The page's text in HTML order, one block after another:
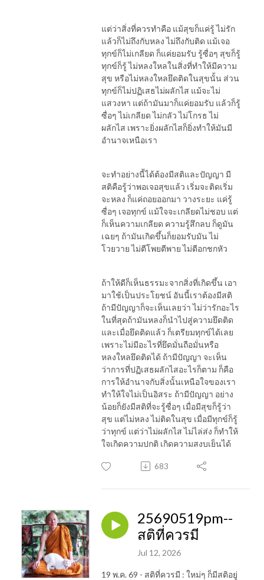
แต่ว่าสิ่งที่ควรทำคือ แม้สุขก็แค่รู้ ไม่รัก
แล้วก็ไม่ถึงกับหลง ไม่ถึงกับติด แม้เจอ
ทุกข์ก็ไม่เกลียด ก็แค่ยอมรับ รู้ซื่อๆ สุขก็รู้
ทุกข์ก็รู้ ไม่หลงใหลในสิ่งที่ทำให้มีความ
สุข หรือไม่หลงใหลยึดติดในสุขนั้น ส่วน
ทุกข์ก็ไม่ปฏิเสธไม่ผลักไส แม้จะไม่
แสวงหา แต่ถ้ามันมาก็แค่ยอมรับ แล้วก็รู้
ซื่อๆ ไม่เกลียด ไม่กลัว ไม่โกรธ ไม่
ผลักไส เพราะยิ่งผลักไสก็ยิ่งทำให้มันมี
อำนาจเหนือเรา
จะทำอย่างนี้ได้ต้องมีสติและปัญญา มี
สติคือรู้ว่าพอเจอสุขแล้ว เริ่มจะติดเริ่ม
จะหลง ก็แค่ถอยออกมา วางระยะ แค่รู้
ซื่อๆ เจอทุกข์ แม้ใจจะเกลียดไม่ชอบ แต่
ก็เห็นความเกลียด ความรู้สึกลบ ก็ดูมัน
เฉยๆ ถ้ามันเกิดขึ้นก็ยอมรับมัน ไม่
โวยวาย ไม่ตีโพยตีพาย ไม่ตีอกชกหัว
ถ้าให้ดีก็เห็นธรรมะจากสิ่งที่เกิดขึ้น เอา
มาใช้เป็นประโยชน์ อันนี้เราต้องมีสติ
ถ้ามีปัญญาก็จะเห็นเลยว่า ไม่ว่ารักอะไร
ในที่สุดถ้ามันหลงก็นำไปสู่ความยึดติด
และเมื่อยึดติดแล้ว ก็เตรียมทุกข์ได้เลย
เพราะไม่มีอะไรที่ยึดมั่นถือมั่นหรือ
หลงใหลยึดติดได้ ถ้ามีปัญญา จะเห็น
ว่าการที่ปฏิเสธผลักไสอะไรก็ตาม ก็คือ
การให้อำนาจกับสิ่งนั้นเหนือใจของเรา
ทำให้ใจไม่เป็นอิสระ ถ้ามีปัญญา อย่าง
น้อยก็ยังมีสติที่จะรู้ซื่อๆ เมื่อมีสุขก็รู้ว่า
สุข แต่ไม่หลง ไม่ติดในสุข เมื่อมีทุกข์ก็รู้
ว่าทุกข์ แต่ว่าไม่ผลักไส ไม่ไล่ส่ง ก็ทำให้
ใจเกิดความปกติ เกิดความสงบเย็นได้
683
25690519pm--
สติที่ควรมี
Jul 12, 2026
19 พ.ค. 69 - สติที่ควรมี : ใหม่ๆ ก็มีสติอยู่